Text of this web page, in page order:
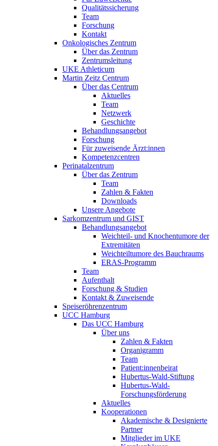
Qualitätssicherung
Team
Forschung
Kontakt
Onkologisches Zentrum
Über das Zentrum
Zentrumsleitung
UKE Athleticum
Martin Zeitz Centrum
Über das Centrum
Aktuelles
Team
Netzwerk
Geschichte
Behandlungsangebot
Forschung
Für zuweisende Ärzt:innen
Kompetenzcentren
Perinatalzentrum
Über das Zentrum
Team
Zahlen & Fakten
Downloads
Unsere Angebote
Sarkomzentrum und GIST
Behandlungsangebot
Weichteil- und Knochentumore der
Extremitäten
Weichteiltumore des Bauchraums
ERAS-Programm
Team
Aufenthalt
Forschung & Studien
Kontakt & Zuweisende
Speiseröhrenzentrum
UCC Hamburg
Das UCC Hamburg
Über uns
Zahlen & Fakten
Organigramm
Team
Patient:innenbeirat
Hubertus-Wald-Stiftung
Hubertus-Wald-
Forschungsförderung
Aktuelles
Kooperationen
Akademische & Designierte
Partner
Mitglieder im UKE